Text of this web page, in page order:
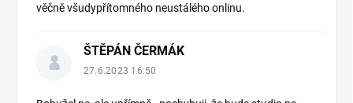
věčně všudypřítomného neustálého onlinu.
ŠTĚPÁN ČERMÁK
27.6.2023 16:50